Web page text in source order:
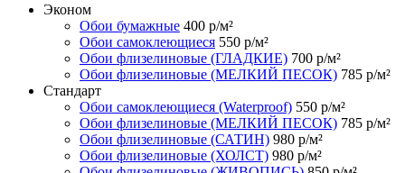
Эконом
Обои бумажные 400 р/м²
Обои самоклеющиеся 550 р/м²
Обои флизелиновые (ГЛАДКИЕ) 700 р/м²
Обои флизелиновые (МЕЛКИЙ ПЕСОК) 785 р/м²
Стандарт
Обои самоклеющиеся (Waterproof) 550 р/м²
Обои флизелиновые (МЕЛКИЙ ПЕСОК) 785 р/м²
Обои флизелиновые (САТИН) 980 р/м²
Обои флизелиновые (ХОЛСТ) 980 р/м²